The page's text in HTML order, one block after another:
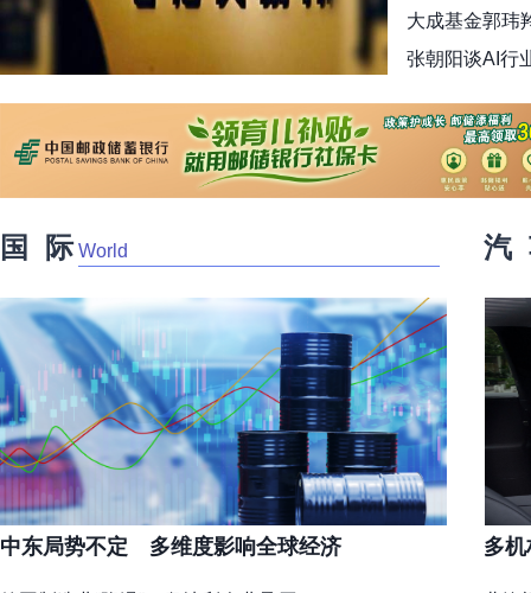
大成基金郭玮
张朝阳谈AI行
国 际 World
中东局势不定 多维度影响全球经济
汽
多